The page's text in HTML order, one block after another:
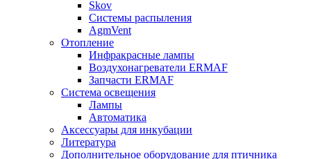
Skov
Системы распыления
AgmVent
Отопление
Инфракрасные лампы
Воздухонагреватели ERMAF
Запчасти ERMAF
Система освещения
Лампы
Автоматика
Аксессуары для инкубации
Литература
Дополнительное оборудование для птичника